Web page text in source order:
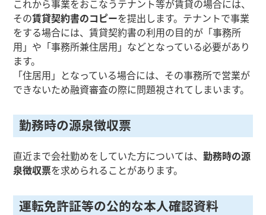
これから事業をおこなうテナント等が賃貸の場合には、
その賃貸契約書のコピーを提出します。テナントで事業
をする場合には、賃貸契約書の利用の目的が「事務所
用」や「事務所兼住居用」などとなっている必要があり
ます。
「住居用」となっている場合には、その事務所で営業が
できないため融資審査の際に問題視されてしまいます。
勤務時の源泉徴収票
直近まで会社勤めをしていた方については、勤務時の源
泉徴収票を求められることがあります。
運転免許証等の公的な本人確認資料